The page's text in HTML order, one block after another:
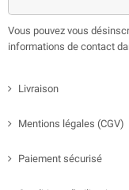
Vous pouvez vous
informations de contact
Livraison
Mentions légales (CGV)
Paiement sécurisé